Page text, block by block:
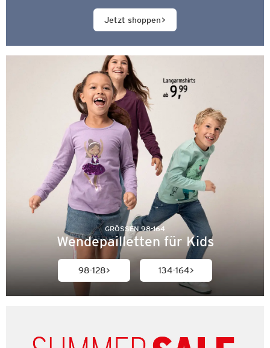
Jetzt shoppen
GRÖSSEN 98-164
Wendepailletten für Kids
98-128 134-164